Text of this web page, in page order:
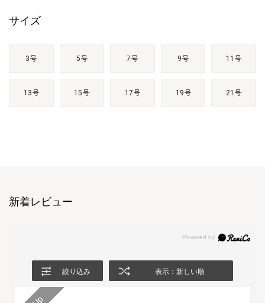
サイズ
3号 5号 7号 9号 11号
13号 15号 17号 19号 21号
新着レビュー
絞り込み 表示：新しい順